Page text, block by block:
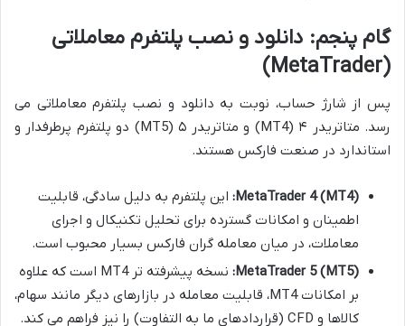
گام پنجم: دانلود و نصب پلتفرم معاملاتی
(MetaTrader)
پس از شارژ حساب، نوبت به دانلود و نصب پلتفرم معاملاتی می
رسد. متاتریدر ۴ (MT4) و متاتریدر ۵ (MT5) دو پلتفرم پرطرفدار و
استاندارد در صنعت فارکس هستند.
MetaTrader 4 (MT4): این پلتفرم به دلیل سادگی، قابلیت
اطمینان و امکانات گسترده برای تحلیل تکنیکال و اجرای
معاملات، در میان معامله گران فارکس بسیار محبوب است.
MetaTrader 5 (MT5):
نسخه پیشرفته تر MT4 است که علاوه
بر امکانات MT4، قابلیت معامله در بازارهای دیگر مانند سهام،
کالاها و CFD (قراردادهای ما به التفاوت) را نیز فراهم می کند.